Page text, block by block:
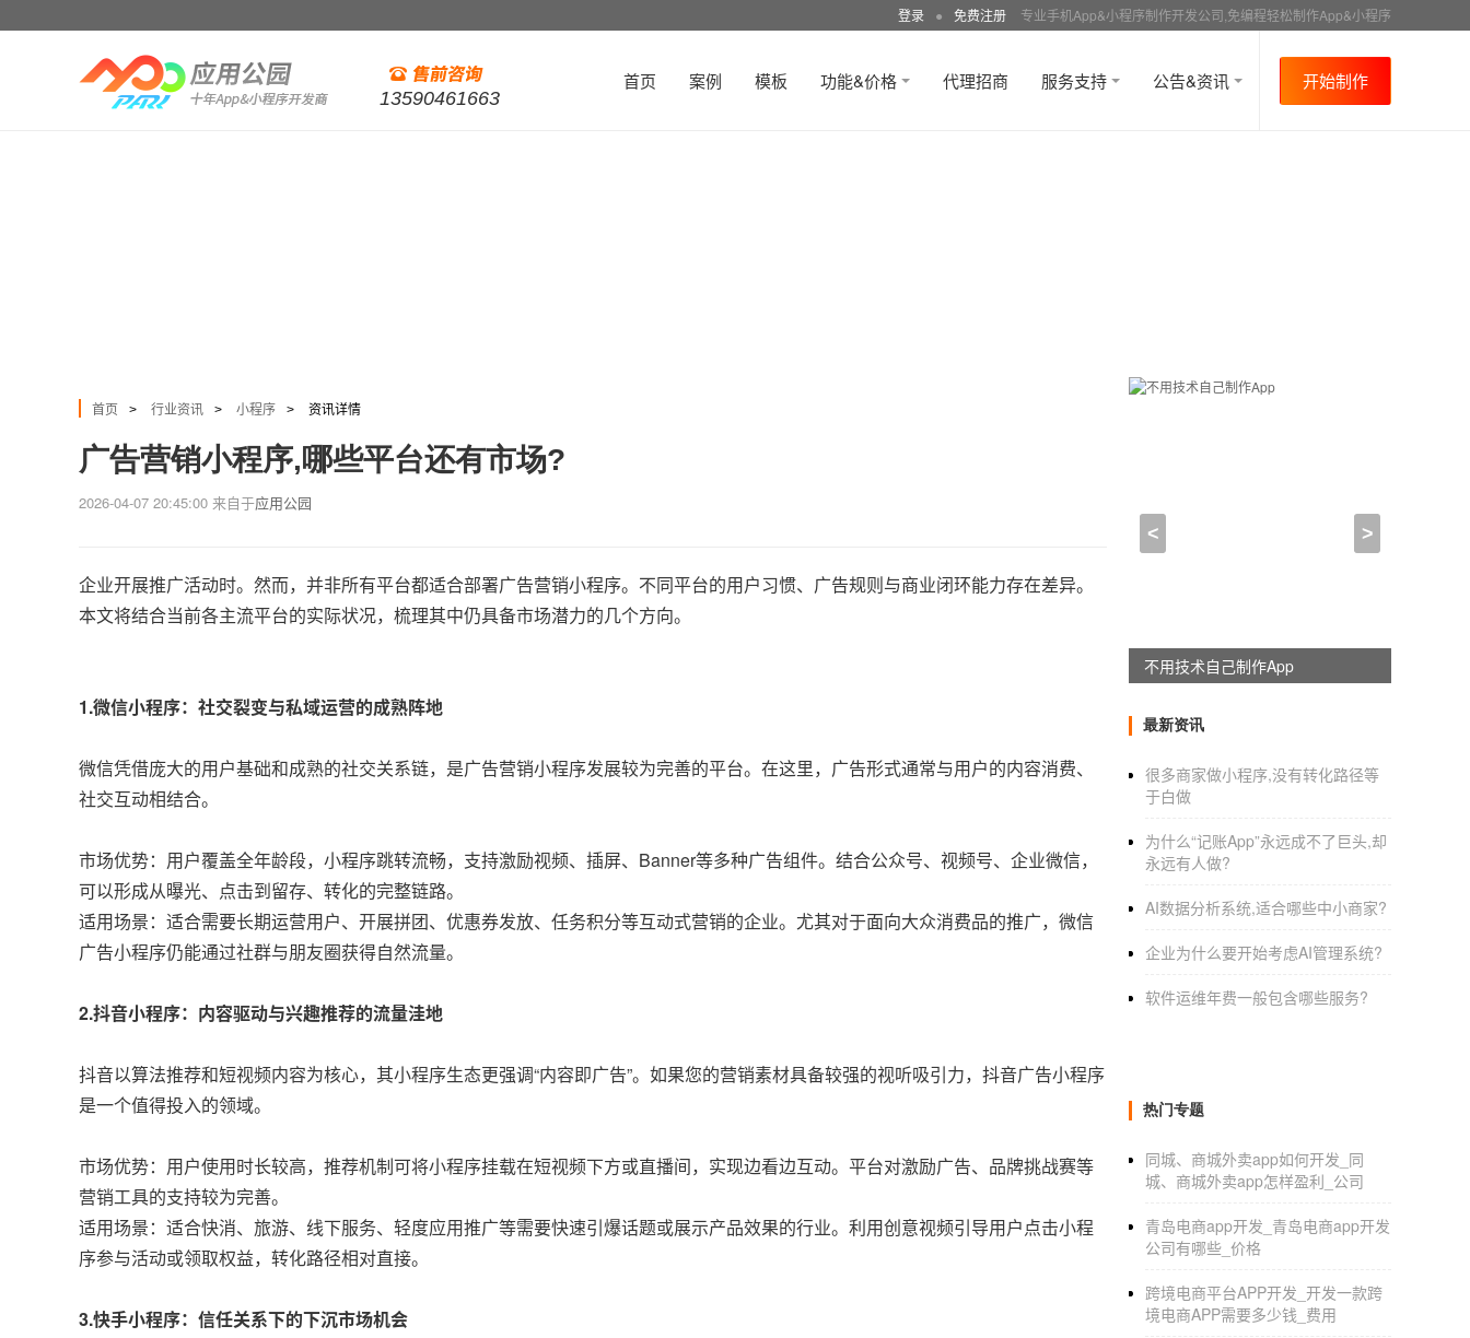
登录 ● 免费注册 专业手机App&小程序制作开发公司,免编程轻松制作App&小程序
13590461663
首页 案例 模板 功能&价格 代理招商 服务支持 公告&资讯 开始制作
首页 > 行业资讯 > 小程序 > 资讯详情
广告营销小程序,哪些平台还有市场?
2026-04-07 20:45:00 来自于应用公园
企业开展推广活动时。然而，并非所有平台都适合部署广告营销小程序。不同平台的用户习惯、广告规则与商业闭环能力存在差异。
本文将结合当前各主流平台的实际状况，梳理其中仍具备市场潜力的几个方向。
1.微信小程序：社交裂变与私域运营的成熟阵地
微信凭借庞大的用户基础和成熟的社交关系链，是广告营销小程序发展较为完善的平台。在这里，广告形式通常与用户的内容消费、
社交互动相结合。
市场优势：用户覆盖全年龄段，小程序跳转流畅，支持激励视频、插屏、Banner等多种广告组件。结合公众号、视频号、企业微信，
可以形成从曝光、点击到留存、转化的完整链路。
适用场景：适合需要长期运营用户、开展拼团、优惠券发放、任务积分等互动式营销的企业。尤其对于面向大众消费品的推广，微信
广告小程序仍能通过社群与朋友圈获得自然流量。
2.抖音小程序：内容驱动与兴趣推荐的流量洼地
抖音以算法推荐和短视频内容为核心，其小程序生态更强调“内容即广告”。如果您的营销素材具备较强的视听吸引力，抖音广告小程序
是一个值得投入的领域。
市场优势：用户使用时长较高，推荐机制可将小程序挂载在短视频下方或直播间，实现边看边互动。平台对激励广告、品牌挑战赛等
营销工具的支持较为完善。
适用场景：适合快消、旅游、线下服务、轻度应用推广等需要快速引爆话题或展示产品效果的行业。利用创意视频引导用户点击小程
序参与活动或领取权益，转化路径相对直接。
3.快手小程序：信任关系下的下沉市场机会
< >
不用技术自己制作App
最新资讯
很多商家做小程序,没有转化路径等
于白做
为什么“记账App”永远成不了巨头,却
永远有人做?
AI数据分析系统,适合哪些中小商家?
企业为什么要开始考虑AI管理系统?
软件运维年费一般包含哪些服务?
热门专题
同城、商城外卖app如何开发_同
城、商城外卖app怎样盈利_公司
青岛电商app开发_青岛电商app开发
公司有哪些_价格
跨境电商平台APP开发_开发一款跨
境电商APP需要多少钱_费用